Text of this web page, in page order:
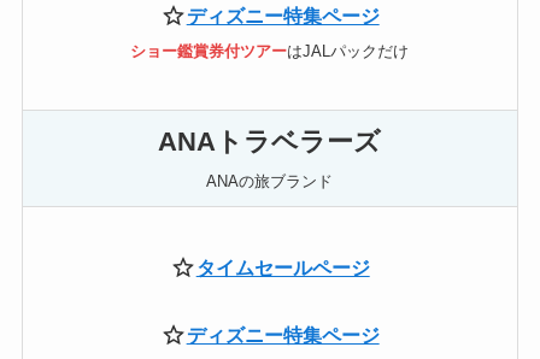
ディズニー特集ページ
ショー鑑賞券付ツアーはJALパックだけ
ANAトラベラーズ
ANAの旅ブランド
タイムセールページ
ディズニー特集ページ